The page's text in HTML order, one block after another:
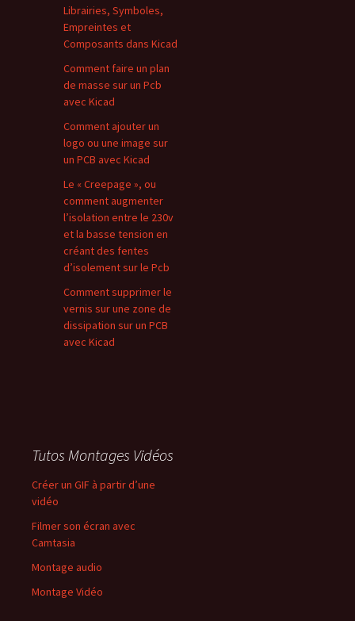
Librairies, Symboles,
Empreintes et
Composants dans Kicad
Comment faire un plan
de masse sur un Pcb
avec Kicad
Comment ajouter un
logo ou une image sur
un PCB avec Kicad
Le « Creepage », ou
comment augmenter
l’isolation entre le 230v
et la basse tension en
créant des fentes
d’isolement sur le Pcb
Comment supprimer le
vernis sur une zone de
dissipation sur un PCB
avec Kicad
Tutos Montages Vidéos
Créer un GIF à partir d’une
vidéo
Filmer son écran avec
Camtasia
Montage audio
Montage Vidéo